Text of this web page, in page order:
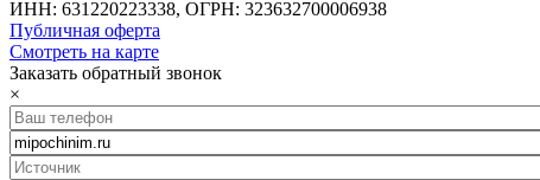
ИНН: 631220223338, ОГРН: 323632700006938
Публичная оферта
Смотреть на карте
Заказать обратный звонок
×